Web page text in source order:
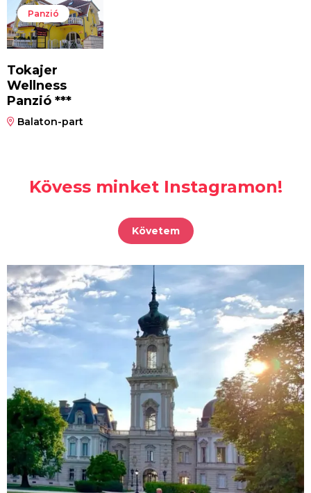
Panzió
Tokajer
Wellness
Panzió ***
Balaton-part
Kövess minket Instagramon!
Követem